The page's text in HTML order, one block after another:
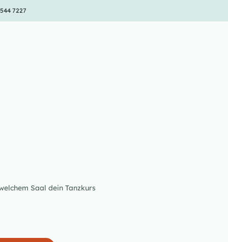
7227
Saal dein Tanzkurs